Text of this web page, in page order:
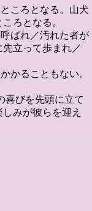
ころとなる。山犬
ろとなる。
ばれ／汚れた者が
立って歩まれ／
かることもない。
喜びを先頭に立て
みが彼らを迎え